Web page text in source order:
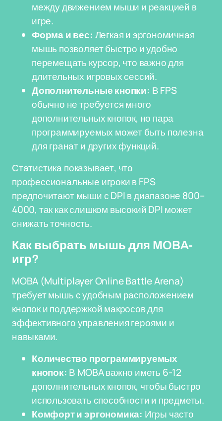
между движением мыши и реакцией в
игре.
Форма и вес: Легкая и эргономичная
мышь позволяет быстро и удобно
перемещать курсор, что важно для
длительных игровых сессий.
Дополнительные кнопки: В FPS
обычно не требуется много
дополнительных кнопок, но пара
программируемых может быть полезна
для гранат и других функций.
Статистика показывает, что
профессиональные игроки в FPS
предпочитают мыши с DPI в диапазоне 800–
4000, так как слишком высокий DPI может
снижать точность.
Как выбрать мышь для MOBA-
игр?
MOBA (Multiplayer Online Battle Arena)
требует мышь с удобным расположением
кнопок и поддержкой макросов для
эффективного управления героями и
навыками.
Количество программируемых
кнопок: В MOBA важно иметь 6-12
дополнительных кнопок, чтобы быстро
использовать способности и предметы.
Комфорт и эргономика: Игры часто